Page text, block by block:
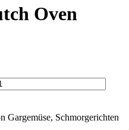
Oven
Gargemüse, Schmorgerichten